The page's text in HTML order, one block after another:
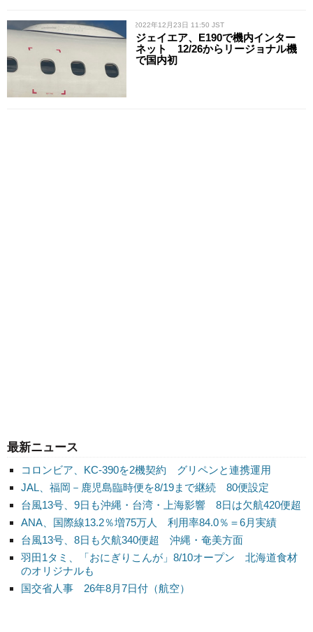
/ 2022年12月23日 11:50 JST
ジェイエア、E190で機内インター
ネット 12/26からリージョナル機
で国内初
最新ニュース
コロンビア、KC-390を2機契約 グリペンと連携運用
JAL、福岡－鹿児島臨時便を8/19まで継続 80便設定
台風13号、9日も沖縄・台湾・上海影響 8日は欠航420便超
ANA、国際線13.2％増75万人 利用率84.0％＝6月実績
台風13号、8日も欠航340便超 沖縄・奄美方面
羽田1タミ、「おにぎりこんが」8/10オープン 北海道食材
のオリジナルも
国交省人事 26年8月7日付（航空）